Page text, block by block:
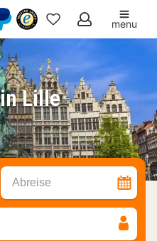
Meine
Favoriten
menu
Lille
Abreise